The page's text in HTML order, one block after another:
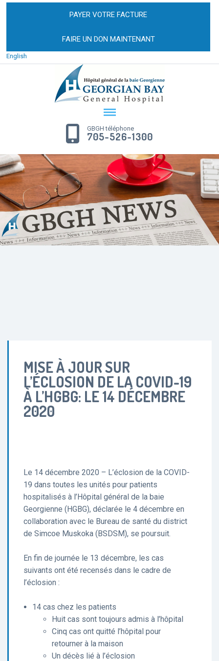
PAYER VOTRE FACTURE
FAIRE UN DON MAINTENANT
English
GBGH téléphone
705-526-1300
MISE À JOUR SUR
L’ÉCLOSION DE LA COVID-19
À L’HGBG: LE 14 DÉCEMBRE
2020
Le 14 décembre 2020 – L’éclosion de la COVID-
19 dans toutes les unités pour patients
hospitalisés à l’Hôpital général de la baie
Georgienne (HGBG), déclarée le 4 décembre en
collaboration avec le Bureau de santé du district
de Simcoe Muskoka (BSDSM), se poursuit.
En fin de journée le 13 décembre, les cas
suivants ont été recensés dans le cadre de
l’éclosion :
14 cas chez les patients
Huit cas sont toujours admis à l’hôpital
Cinq cas ont quitté l’hôpital pour
retourner à la maison
Un décès lié à l’éclosion